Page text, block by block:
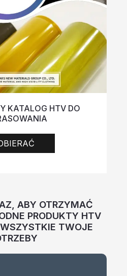
ABY OTRZYMAĆ
PRODUKTY HTV
TWOJE
KATALOG HTV DO